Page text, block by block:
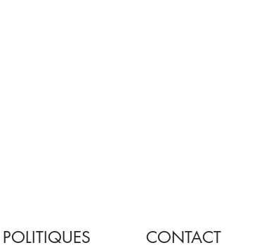
POLITIQUES CONTACT